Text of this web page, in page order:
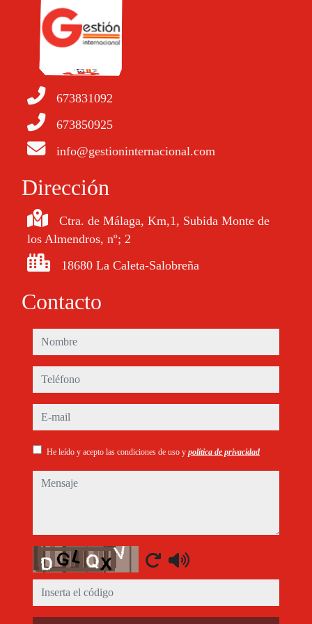
673831092
673850925
info@gestioninternacional.com
Dirección
Ctra. de Málaga, Km,1, Subida Monte de
los Almendros, nº; 2
18680 La Caleta-Salobreña
Contacto
nombre
teléfono
e-mail
He leído y acepto las condiciones de uso y política de privacidad
mensaje
Captcha